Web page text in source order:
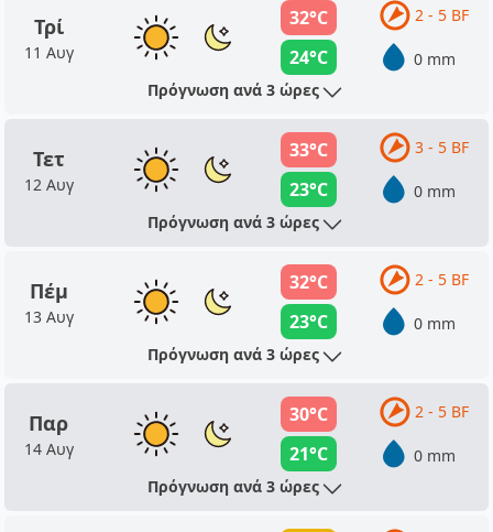
Τρί
11 Αυγ
32°C
24°C
2 - 5 BF
0 mm
Πρόγνωση ανά 3 ώρες
Τετ
12 Αυγ
33°C
23°C
3 - 5 BF
0 mm
Πρόγνωση ανά 3 ώρες
Πέμ
13 Αυγ
32°C
23°C
2 - 5 BF
0 mm
Πρόγνωση ανά 3 ώρες
Παρ
14 Αυγ
30°C
21°C
2 - 5 BF
0 mm
Πρόγνωση ανά 3 ώρες